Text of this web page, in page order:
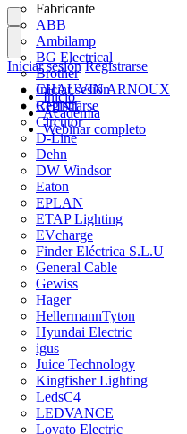
Fabricante
ABB
Ambilamp
BG Electrical
Brother
CHAUVIN ARNOUX
CHINT
Circutor
D-Line
Dehn
DW Windsor
Eaton
EPLAN
ETAP Lighting
EVcharge
Finder Eléctrica S.L.U
General Cable
Gewiss
Hager
HellermannTyton
Hyundai Electric
igus
Juice Technology
Kingfisher Lighting
LedsC4
LEDVANCE
Lovato Electric
Iniciar sesión
Registrarse
Iniciar sesión Registrarse
Inicio
Academia
Webinar completo